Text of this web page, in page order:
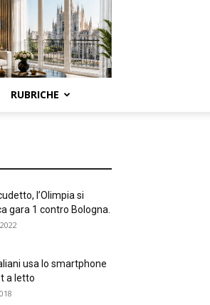
RUBRICHE
l’Olimpia si
gara 1 contro Bologna.
usa lo smartphone
a letto